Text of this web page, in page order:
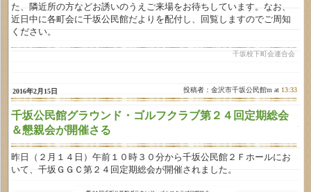
た、隣近所の方などお誘いのうえご来場をお待ちしています。なお、
近日中に各町会に千坂公民館だよりを配付し、回覧しますのでご周知
ください。
千坂校下町会連合会
2016年2月15日 投稿者：金沢市千坂公民館m at 13:33
千坂公民館グラウンド・ゴルフクラブ第２４回定期総会
＆懇親会が開催さる
昨日（２月１４日）午前１０時３０分から千坂公民館２Ｆホールにお
いて、千坂ＧＧＣ第２４回定期総会が開催されました。